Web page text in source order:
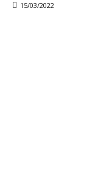
15/03/2022